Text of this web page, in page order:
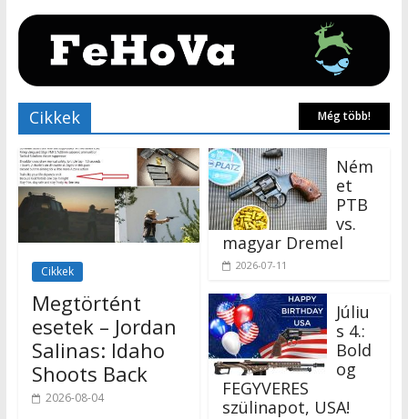
Cikkek Még több!
Cikkek
Megtörtént
esetek – Jordan
Salinas: Idaho
Shoots Back
2026-08-04
Ném
et
PTB
vs.
magyar Dremel
2026-07-11
Júliu
s 4.:
Bold
og
FEGYVERES
szülinapot, USA!